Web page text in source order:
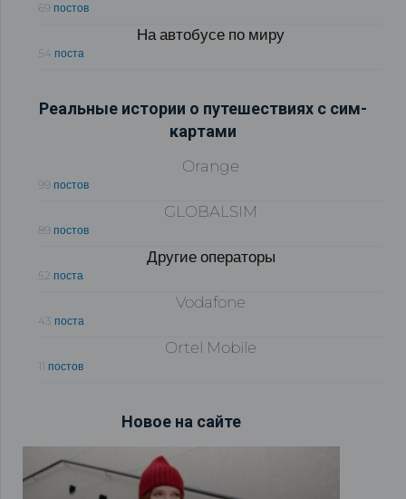
69 постов
На автобусе по миру
54 поста
Реальные истории о путешествиях с сим-
картами
Orange
99 постов
GLOBALSIM
89 постов
Другие операторы
52 поста
Vodafone
43 поста
Ortel Mobile
11 постов
Новое на сайте